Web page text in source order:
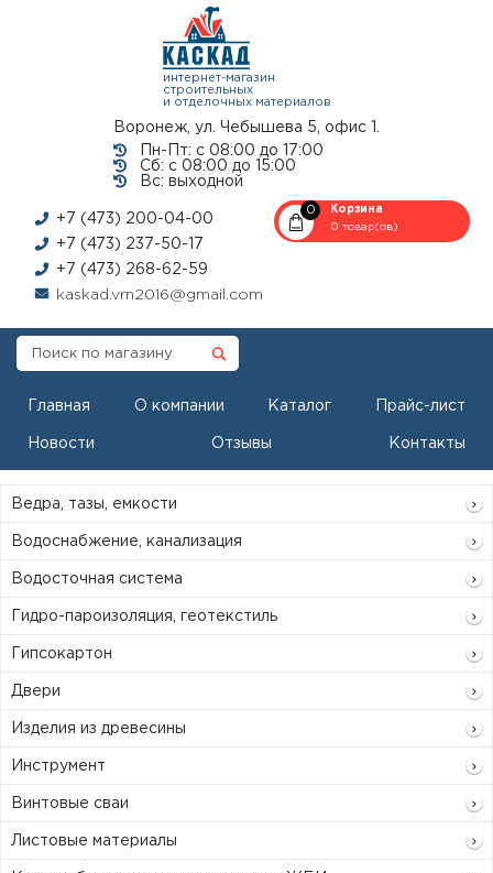
интернет-магазин
строительных
и отделочных материалов
Воронеж, ул. Чебышева 5, офис 1.
Пн-Пт: с 08:00 до 17:00
Сб: с 08:00 до 15:00
Вс: выходной
+7 (473) 200-04-00
+7 (473) 237-50-17
+7 (473) 268-62-59
kaskad.vrn2016@gmail.com
0
Корзина
0 товар(ов)
Главная О компании Каталог Прайс-лист
Новости Отзывы Контакты
Ведра, тазы, емкости
Водоснабжение, канализация
Водосточная система
Гидро-пароизоляция, геотекстиль
Гипсокартон
Двери
Изделия из древесины
Инструмент
Винтовые сваи
Листовые материалы